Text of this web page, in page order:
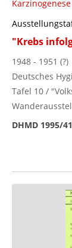
Karzinogenese
"Krebs
1948 - 1951 (?)
Deutsches
Tafel 10 /
DHMD 1995/